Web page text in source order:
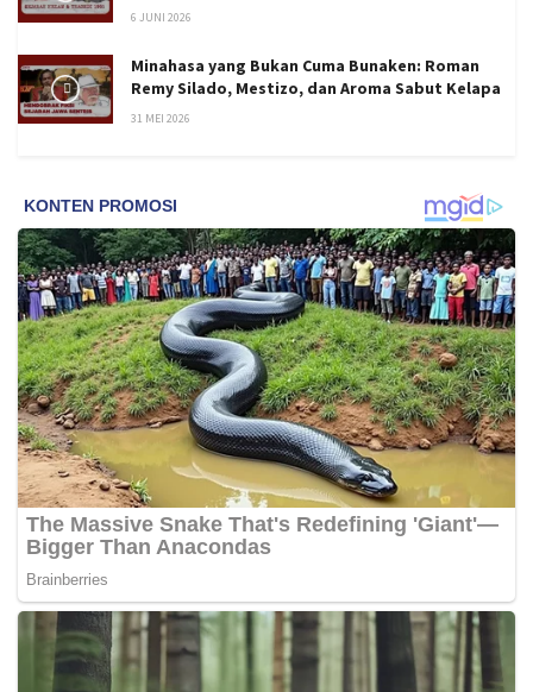
6 JUNI 2026
Minahasa yang Bukan Cuma Bunaken: Roman
Remy Silado, Mestizo, dan Aroma Sabut Kelapa
31 MEI 2026